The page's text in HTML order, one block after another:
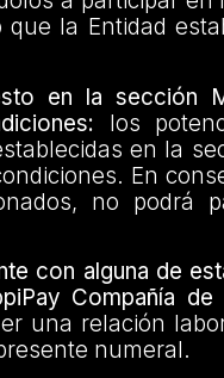
la Entidad
en la sección
los
en la
En
no podrá
con alguna de
Compañía de
una relación
numeral.